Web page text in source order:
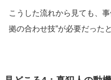
こうした流れから見ても、
拠の合わせ技”が必要だった